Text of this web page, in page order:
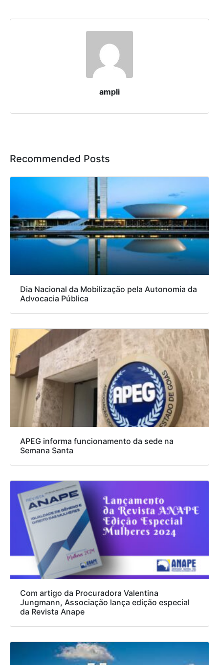
ampli
Recommended Posts
Dia Nacional da Mobilização pela Autonomia da
Advocacia Pública
APEG informa funcionamento da sede na
Semana Santa
Com artigo da Procuradora Valentina
Jungmann, Associação lança edição especial
da Revista Anape